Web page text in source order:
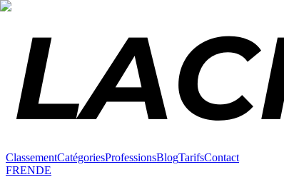
ClassementCatégoriesProfessionsBlogTarifsContact
FRENDE